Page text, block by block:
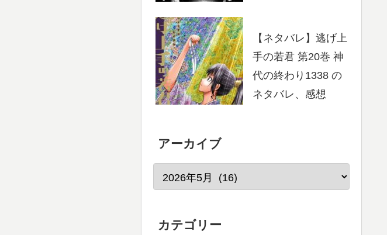
【ネタバレ】逃げ上
手の若君 第20巻 神
代の終わり1338 の
ネタバレ、感想
アーカイブ
カテゴリー